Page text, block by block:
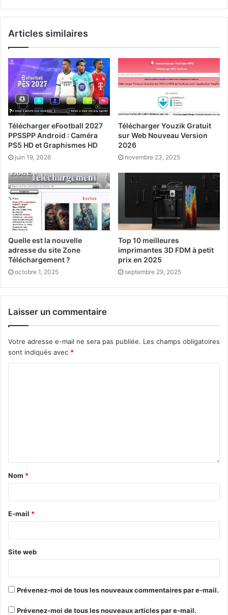
Articles similaires
Télécharger eFootball 2027
PPSSPP Android : Caméra
PS5 HD et Graphismes HD
juin 19, 2026
Télécharger Youzik Gratuit
sur Web Nouveau Version
2026
novembre 23, 2025
Quelle est la nouvelle
adresse du site Zone
Téléchargement ?
octobre 1, 2025
Top 10 meilleures
imprimantes 3D FDM à petit
prix en 2025
septembre 29, 2025
Laisser un commentaire
Votre adresse e-mail ne sera pas publiée. Les champs obligatoires
sont indiqués avec *
Nom *
E-mail *
Site web
Prévenez-moi de tous les nouveaux commentaires par e-mail.
Prévenez-moi de tous les nouveaux articles par e-mail.